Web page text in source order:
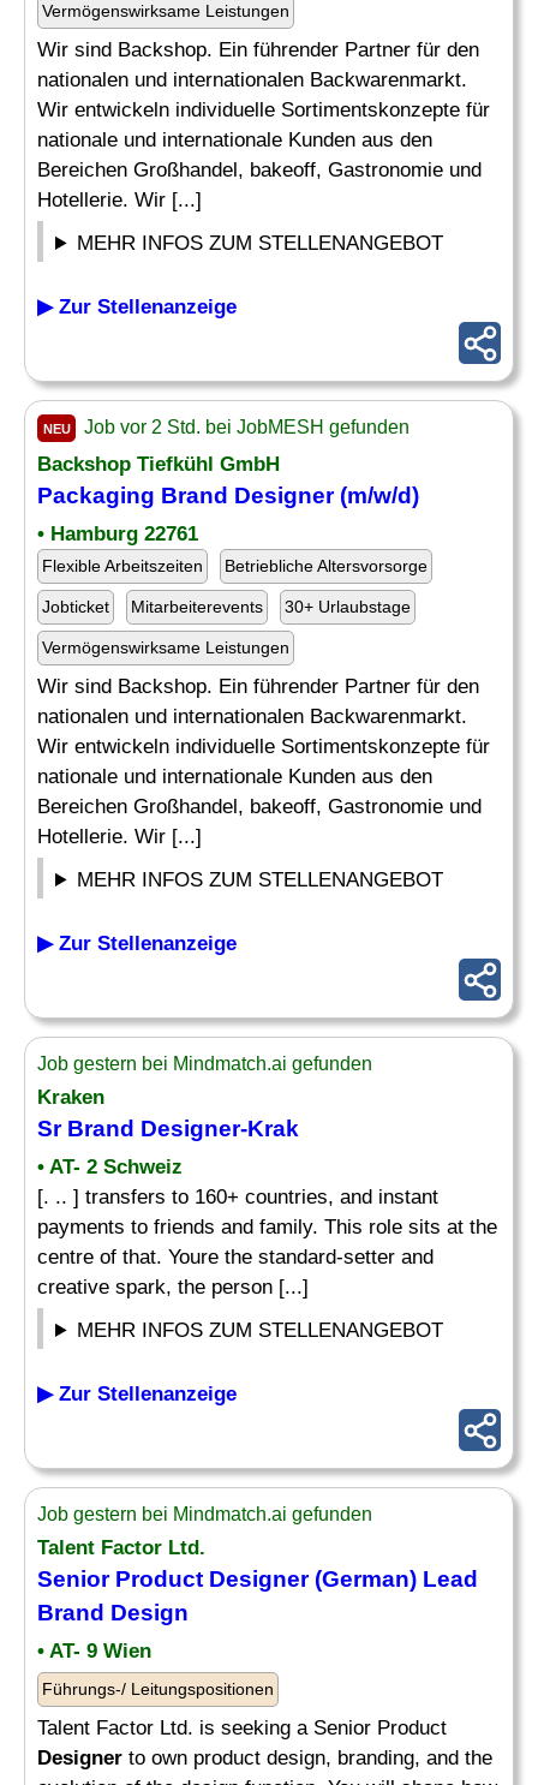
Vermögenswirksame Leistungen
Wir sind Backshop. Ein führender Partner für den
nationalen und internationalen Backwarenmarkt.
Wir entwickeln individuelle Sortimentskonzepte für
nationale und internationale Kunden aus den
Bereichen Großhandel, bakeoff, Gastronomie und
Hotellerie. Wir [...]
MEHR INFOS ZUM STELLENANGEBOT
▶ Zur Stellenanzeige
NEU Job vor 2 Std. bei JobMESH gefunden
Backshop Tiefkühl GmbH
Packaging Brand Designer(m/w/d)
• Hamburg 22761
Flexible Arbeitszeiten Betriebliche Altersvorsorge
Jobticket Mitarbeiterevents 30+ Urlaubstage
Vermögenswirksame Leistungen
Wir sind Backshop. Ein führender Partner für den
nationalen und internationalen Backwarenmarkt.
Wir entwickeln individuelle Sortimentskonzepte für
nationale und internationale Kunden aus den
Bereichen Großhandel, bakeoff, Gastronomie und
Hotellerie. Wir [...]
MEHR INFOS ZUM STELLENANGEBOT
▶ Zur Stellenanzeige
Job gestern bei Mindmatch.ai gefunden
Kraken
Sr Brand Designer-Krak
• AT- 2 Schweiz
[. .. ] transfers to 160+ countries, and instant
payments to friends and family. This role sits at the
centre of that. Youre the standard-setter and
creative spark, the person [...]
MEHR INFOS ZUM STELLENANGEBOT
▶ Zur Stellenanzeige
Job gestern bei Mindmatch.ai gefunden
Talent Factor Ltd.
Senior Product Designer(German) Lead
Brand Design
• AT- 9 Wien
Führungs-/ Leitungspositionen
Talent Factor Ltd. is seeking a Senior Product
Designer to own product design, branding, and the